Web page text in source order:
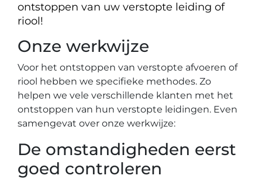
ontstoppen van uw verstopte leiding of
riool!
Onze werkwijze
Voor het ontstoppen van verstopte afvoeren of
riool hebben we specifieke methodes. Zo
helpen we vele verschillende klanten met het
ontstoppen van hun verstopte leidingen. Even
samengevat over onze werkwijze:
De omstandigheden eerst
goed controleren